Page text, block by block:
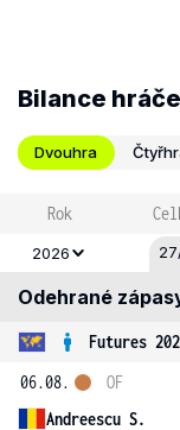
Bilance hráče
Dvouhra
Rok
2026
Odehrané
Futures
06.08.
Andreescu S.
OF